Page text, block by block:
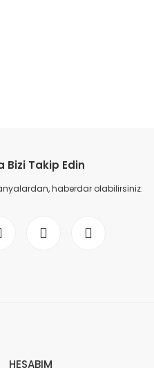
Bizi Takip Edin
haberdar olabilirsiniz.
HESABIM